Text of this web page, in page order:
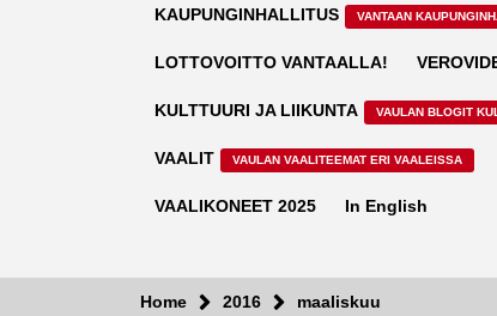
KAUPUNGINHALLITUS VANTAAN
LOTTOVOITTO VANTAALLA!
KULTTUURI JA LIIKUNTA VAULAN BLOGIT
VAALIT VAULAN VAALITEEMAT ERI VAALEISSA
VAALIKONEET 2025 In English
Home 2016 maaliskuu